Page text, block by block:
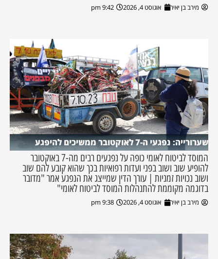
מירב בן יאיר אוגוסט 4, 2026 9:42 pm
שערורייה: נפגעי ה-7 לאוקטובר ממשיכים להיפגע
המוסד לביטוח לאומי כופה על נפגעים רבים מה-7 באוקטובר
להופיע שוב ושוב בפני ועדות רפואיות בכך שהוא קובע להם שוב
ושוב נכויות זמניות | עורך הדין שמייצג את הנפגע אמר "מדובר
בדוגמה מקוממת להתנהלות המוסד לביטוח לאומי"
מירב בן יאיר אוגוסט 4, 2026 9:38 pm